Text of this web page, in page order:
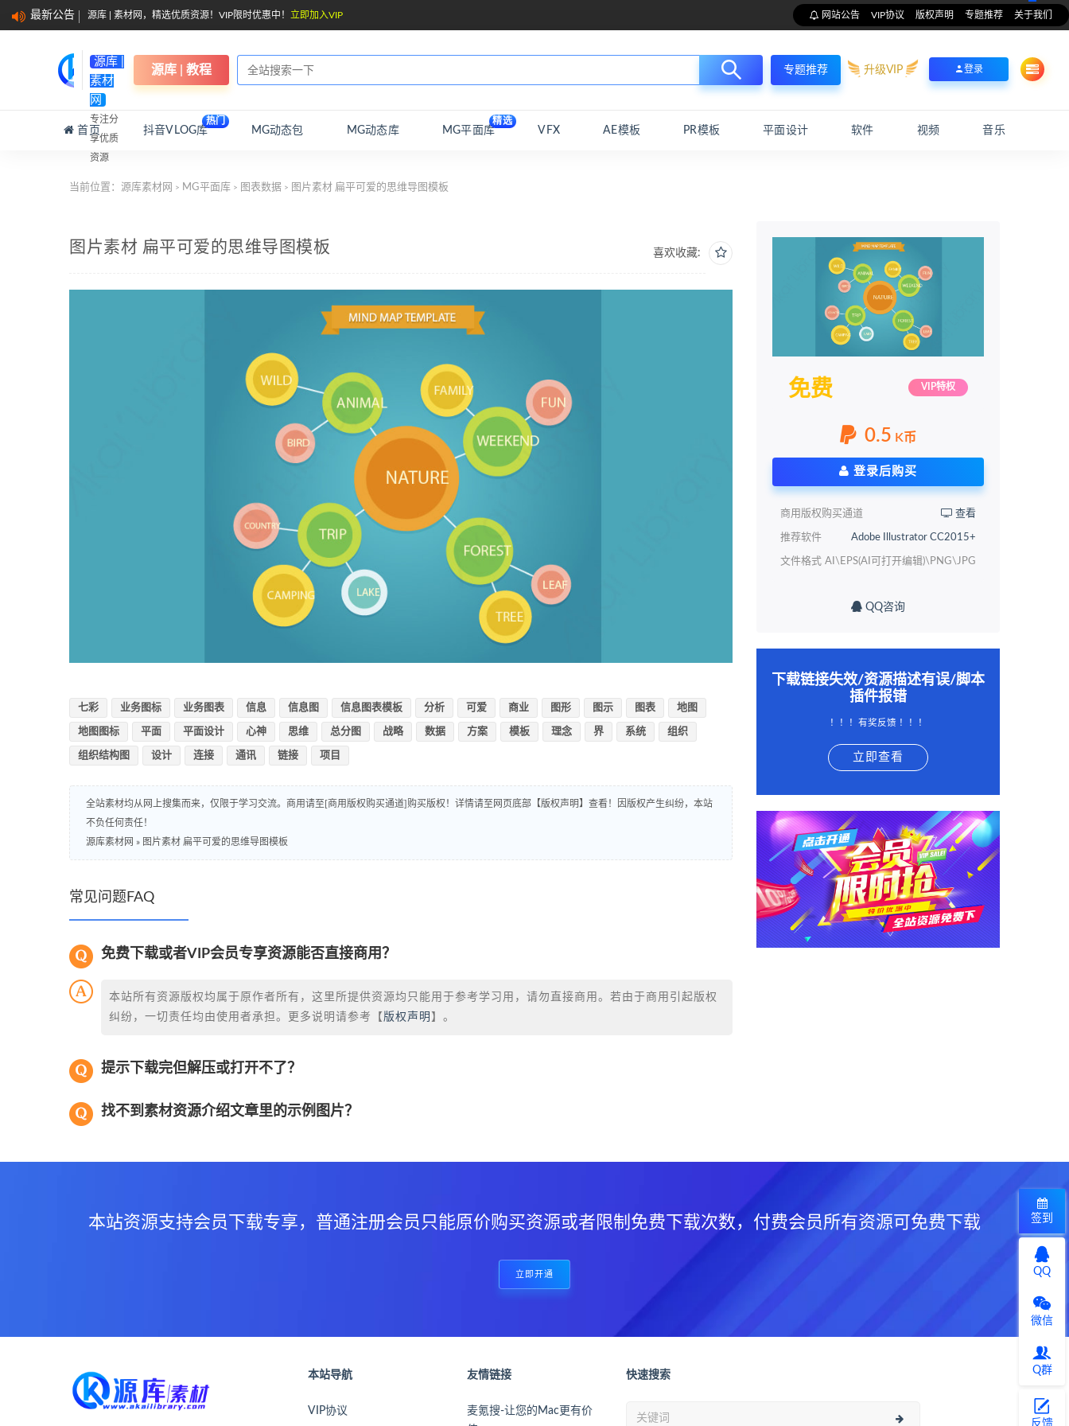
最新公告 源库 | 素材网，精选优质资源！VIP限时优惠中！ 立即加入VIP 网站公告 VIP协议 版权声明 专题推荐 关于我们
源库 |
素材
网
专注分
享优质
资源
源库 | 教程 专题推荐 升级VIP 登录
首页 抖音VLOG库
热门
MG动态包 MG动态库 MG平面库
精选
VFX AE模板 PR模板 平面设计 软件 视频 音乐
当前位置： 源库素材网 > MG平面库 > 图表数据 > 图片素材 扁平可爱的思维导图模板
喜欢收藏:
图片素材 扁平可爱的思维导图模板
七彩 业务图标 业务图表 信息 信息图 信息图表模板 分析 可爱 商业 图形 图示 图表 地图
地图图标 平面 平面设计 心神 思维 总分图 战略 数据 方案 模板 理念 界 系统 组织
组织结构图 设计 连接 通讯 链接 项目
全站素材均从网上搜集而来，仅限于学习交流。商用请至[商用版权购买通道]购买版权！详情请至网页底部【版权声明】查看！因版权产生纠纷，本站
不负任何责任！
源库素材网 » 图片素材 扁平可爱的思维导图模板
常见问题FAQ
免费下载或者VIP会员专享资源能否直接商用？
本站所有资源版权均属于原作者所有，这里所提供资源均只能用于参考学习用，请勿直接商用。若由于商用引起版权
纠纷，一切责任均由使用者承担。更多说明请参考【 版权声明 】。
提示下载完但解压或打开不了？
找不到素材资源介绍文章里的示例图片？
免费 VIP特权
0.5 K币
登录后购买
商用版权购买通道 查看
推荐软件 Adobe Illustrator CC2015+
文件格式 AI\EPS(AI可打开编辑)\PNG\JPG
QQ咨询
下载链接失效/资源描述有误/脚本
插件报错
！！！有奖反馈 ！！！
立即查看
本站资源支持会员下载专享，普通注册会员只能原价购买资源或者限制免费下载次数，付费会员所有资源可免费下载
立即开通
本站导航
VIP协议
友情链接
麦氪搜-让您的Mac更有价
快速搜索
签到
QQ
微信
Q群
反馈